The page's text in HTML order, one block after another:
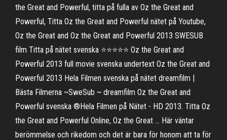
the Great and Powerful, titta på fulla av Oz the Great and
Powerful, Titta Oz the Great and Powerful nätet på Youtube,
Oz the Great and Oz the Great and Powerful 2013 SWESUB
film Titta på nätet svenska ⭐⭐⭐⭐⭐ Oz the Great and
Powerful 2013 full movie svenska undertext Oz the Great and
Powerful 2013 Hela Filmen svenska på nätet dreamfilm |
Bästa Filmerna ~SweSub ~ dreamfilm Oz the Great and
Powerful svenska ®Hela Filmen på Nätet - HD 2013. Titta Oz
the Great and Powerful Online, Oz the Great … Här väntar
berömmelse och rikedom och det är bara för honom att ta för